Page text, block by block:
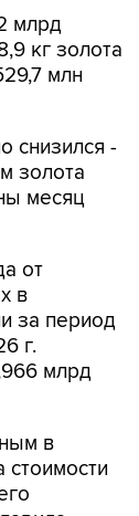
млрд
кг золота
млн
снизился -
золота
месяц
от
в
за период
г.
млрд
в